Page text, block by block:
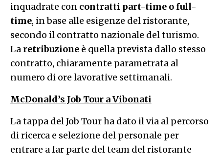
inquadrate con contratti part-time o full-
time, in base alle esigenze del ristorante,
secondo il contratto nazionale del turismo.
La retribuzioneè quella prevista dallo stesso
contratto, chiaramente parametrata al
numero di ore lavorative settimanali.
McDonald’s Job Tour a Vibonati
La tappa del Job Tour ha dato il via al percorso
di ricerca e selezione del personale per
entrare a far parte del team del ristorante